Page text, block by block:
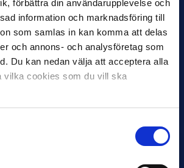
förbättra din användarupplevelse och
information och marknadsföring till
som samlas in kan komma att delas
och annons- och analysföretag som
Du kan nedan välja att acceptera alla
vilka cookies som du vill ska
tar över IFK Göteborg
meddelade IFK Göteborg att
som huvudtränare i herrlaget har